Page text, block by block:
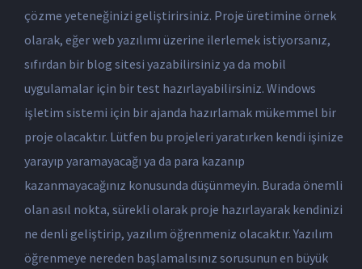
çözme yeteneğinizi geliştirirsiniz. Proje üretimine örnek
olarak, eğer web yazılımı üzerine ilerlemek istiyorsanız,
sıfırdan bir blog sitesi yazabilirsiniz ya da mobil
uygulamalar için bir test hazırlayabilirsiniz. Windows
işletim sistemi için bir ajanda hazırlamak mükemmel bir
proje olacaktır. Lütfen bu projeleri yaratırken kendi işinize
yarayıp yaramayacağı ya da para kazanıp
kazanmayacağınız konusunda düşünmeyin. Burada önemli
olan asıl nokta, sürekli olarak proje hazırlayarak kendinizi
ne denli geliştirip, yazılım öğrenmeniz olacaktır. Yazılım
öğrenmeye nereden başlamalısınız sorusunun en büyük